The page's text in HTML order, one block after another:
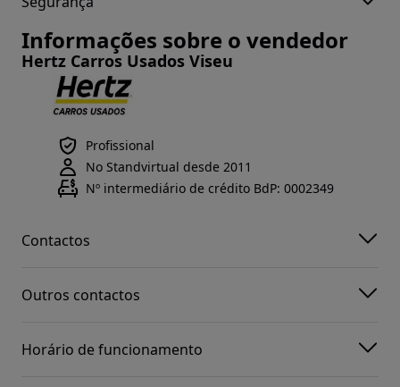
Informações sobre o vendedor
Hertz Carros Usados Viseu
Profissional
No Standvirtual desde 2011
Nº intermediário de crédito BdP: 0002349
Contactos
Outros contactos
Horário de funcionamento